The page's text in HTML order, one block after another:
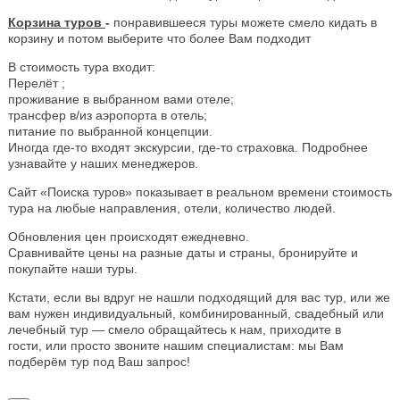
Корзина туров - понравившееся туры можете смело кидать в
корзину и потом выберите что более Вам подходит
В стоимость тура входит:
Перелёт ;
проживание в выбранном вами отеле;
трансфер в/из аэропорта в отель;
питание по выбранной концепции.
Иногда где-то входят экскурсии, где-то страховка. Подробнее
узнавайте у наших менеджеров.
Сайт «Поиска туров» показывает в реальном времени стоимость
тура на любые направления, отели, количество людей.
Обновления цен происходят ежедневно.
Сравнивайте цены на разные даты и страны, бронируйте и
покупайте наши туры.
Кстати, если вы вдруг не нашли подходящий для вас тур, или же
вам нужен индивидуальный, комбинированный, свадебный или
лечебный тур — смело обращайтесь к нам, приходите в
гости, или просто звоните нашим специалистам: мы Вам
подберём тур под Ваш запрос!